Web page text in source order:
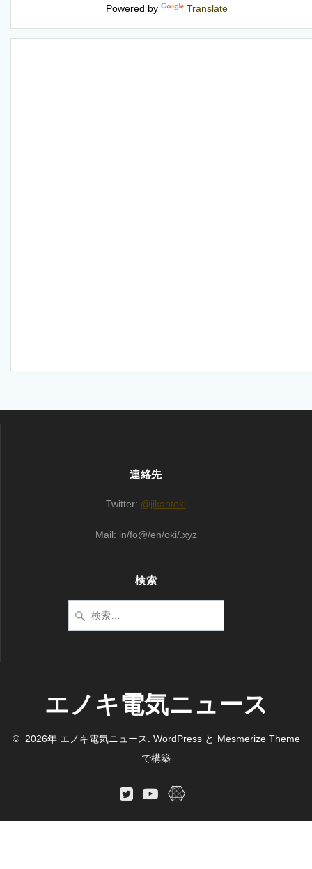
Powered by Translate
連絡先
Twitter: @jikantoki
Mail: in/fo@/en/oki/.xyz
検索
検
索:
エノキ電気ニュース
© 2026年 エノキ電気ニュース. WordPress と Mesmerize Theme
で構築